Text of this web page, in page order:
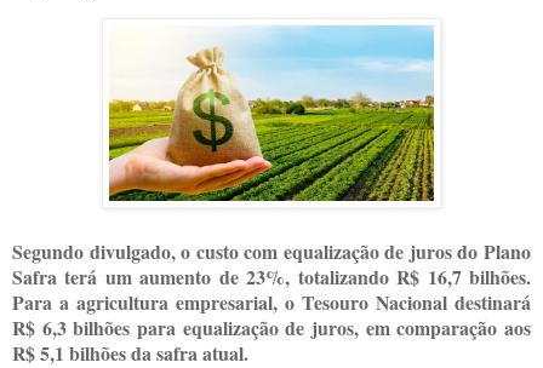
Segundo divulgado, o custo com equalização de juros do Plano
Safra terá um aumento de 23%, totalizando R$ 16,7 bilhões.
Para a agricultura empresarial, o Tesouro Nacional destinará
R$ 6,3 bilhões para equalização de juros, em comparação aos
R$ 5,1 bilhões da safra atual.